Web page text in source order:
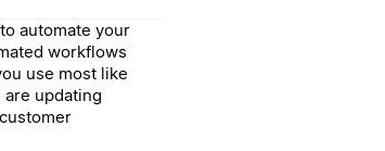
automate your
workflows
use most like
are updating